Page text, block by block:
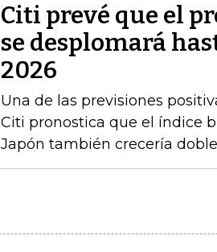
Citi prevé que el
se desplomará
2026
Una de las previsiones
Citi pronostica que el índice
Japón también crecería